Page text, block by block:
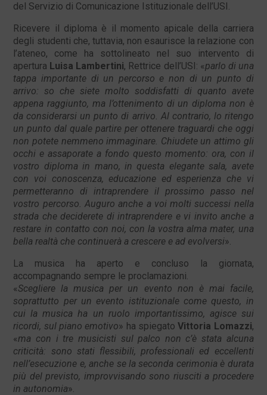
del Servizio di Comunicazione Istituzionale dell’USI.
Ricevere il diploma è il momento apicale della carriera
degli studenti che, tuttavia, non esaurisce la relazione con
l’ateneo, come ha sottolineato nel suo intervento di
apertura Luisa Lambertini, Rettrice dell’USI: «parlo di una
tappa importante di un percorso e non di un punto di
arrivo: so che siete molto soddisfatti di quanto avete
appena raggiunto, ma l’ottenimento di un diploma non è
da considerarsi un punto di arrivo. Al contrario, lo ritengo
un punto dal quale partire per ottenere traguardi che oggi
non potete nemmeno immaginare. Chiudete un attimo gli
occhi e assaporate a fondo questo momento: ora, con il
vostro diploma in mano, in questa elegante sala, avete
con voi conoscenza, educazione ed esperienza che vi
permetteranno di intraprendere il prossimo passo nel
vostro percorso. Auguro anche a voi molti successi nella
strada che deciderete di intraprendere e vi invito anche a
restare in contatto con noi, con la vostra alma mater, una
bella realtà che continuerà a crescere e ad evolversi».
La musica ha aperto e concluso la giornata,
accompagnando sempre le proclamazioni.
«Scegliere la musica per un evento non è mai facile,
soprattutto per un evento istituzionale come questo, in
cui la musica ha un ruolo importantissimo, agisce sui
ricordi, sul piano emotivo» ha spiegatoVittoria Lomazzi,
«ma con i tre musicisti sul palco non c’è stata alcuna
criticità: sono stati flessibili, professionali ed eccellenti
nell’esecuzione e, anche se la seconda cerimonia è durata
più del previsto, improvvisando sono riusciti a procedere
in autonomia».